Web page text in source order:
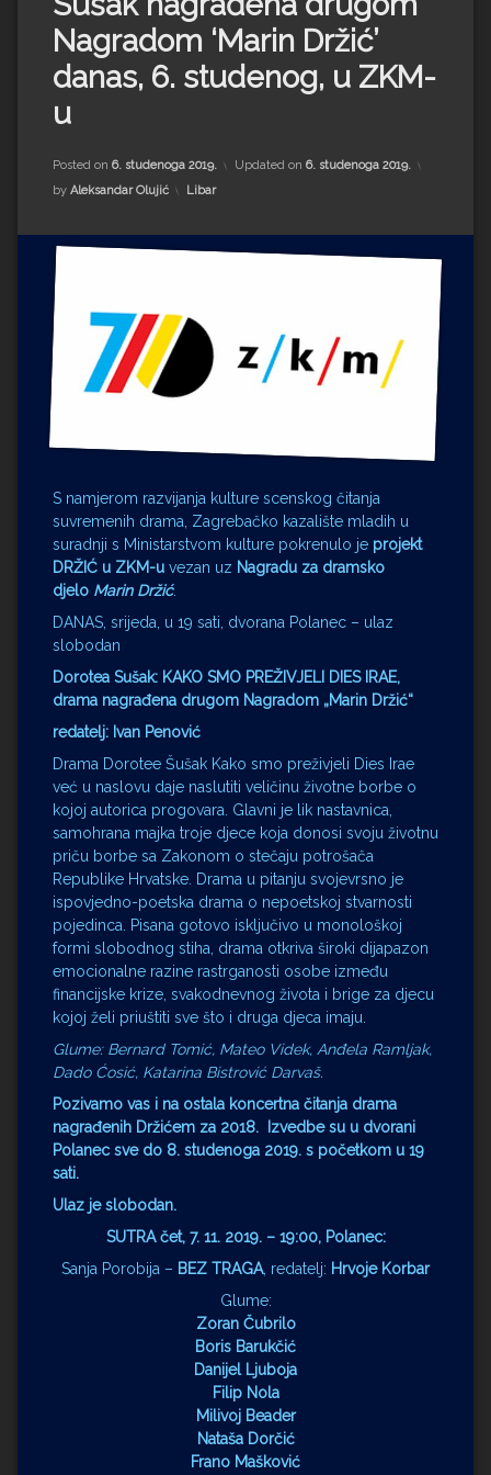
Impressum
Milenko Strižak
Drugi autori
Drugi autori
Matea Andrić
Ljiljana Lekanić-Kljaić
Mario Lovreković
Miroslav Šantek
Nagradom ‘Marin Držić’
danas, 6. studenog, u ZKM-
u
Posted on 6. studenoga 2019. Updated on 6. studenoga 2019.
by Aleksandar Olujić Kategorije:
Libar
S namjerom razvijanja kulture scenskog čitanja
suvremenih drama, Zagrebačko kazalište mladih u
suradnji s Ministarstvom kulture pokrenulo je projekt
DRŽIĆ u ZKM-u vezan uz Nagradu za dramsko
djelo Marin Držić.
DANAS, srijeda, u 19 sati, dvorana Polanec – ulaz
slobodan
Dorotea Sušak: KAKO SMO PREŽIVJELI DIES IRAE,
drama nagrađena drugom Nagradom „Marin Držić“
redatelj: Ivan Penović
Drama Dorotee Šušak Kako smo preživjeli Dies Irae
već u naslovu daje naslutiti veličinu životne borbe o
kojoj autorica progovara. Glavni je lik nastavnica,
samohrana majka troje djece koja donosi svoju životnu
priču borbe sa Zakonom o stečaju potrošača
Republike Hrvatske. Drama u pitanju svojevrsno je
ispovjedno-poetska drama o nepoetskoj stvarnosti
pojedinca. Pisana gotovo isključivo u monološkoj
formi slobodnog stiha, drama otkriva široki dijapazon
emocionalne razine rastrganosti osobe između
financijske krize, svakodnevnog života i brige za djecu
kojoj želi priuštiti sve što i druga djeca imaju.
Glume: Bernard Tomić, Mateo Videk, Anđela Ramljak,
Dado Ćosić, Katarina Bistrović Darvaš.
Pozivamo vas i na ostala koncertna čitanja drama
nagrađenih Držićem za 2018. Izvedbe su u dvorani
Polanec sve do 8. studenoga 2019. s početkom u 19
sati.
Ulaz je slobodan.
SUTRAčet, 7. 11. 2019. – 19:00, Polanec:
Sanja Porobija – BEZ TRAGA, redatelj: Hrvoje Korbar
Glume:
Zoran Čubrilo
Boris Barukčić
Danijel Ljuboja
Filip Nola
Milivoj Beader
Nataša Dorčić
Frano Mašković